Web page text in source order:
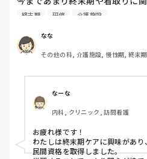
足や知識不足を痛感しています…
施設で働く上でおすすめの教材
ご存知の方いらっしゃいましたら
終末期 研修 介護施設
なな
その他の科, 介護施設, 慢性期, 終末
なーな
内科, クリニック, 訪問看護
お疲れ様です！
わたしは終末期ケアに興味があ
民間資格を取得しました。